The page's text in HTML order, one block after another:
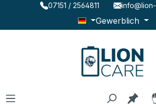
Zum Hauptinhalt springen
07151 / 2564811
Gewerblich
Du